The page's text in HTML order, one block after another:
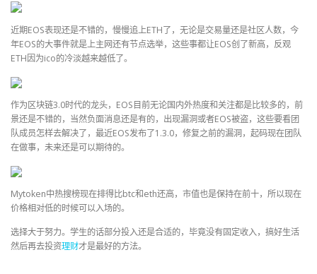
近期EOS表现还是不错的，慢慢追上ETH了，无论是交易量还是社区人数，今
年EOS的大事件就是上主网还有节点选举，这些事都让EOS创了新高，反观
ETH因为ico的冷淡越来越低了。
作为区块链3.0时代的龙头，EOS目前无论国内外热度和关注都是比较多的，前
景还是不错的，当然负面消息还是有的，出现漏洞或者EOS被盗，这些要看团
队成员怎样去解决了，最近EOS发布了1.3.0，修复之前的漏洞，起码现在团队
在做事，未来还是可以期待的。
Mytoken中热搜榜现在排得比btc和eth还高，市值也是保持在前十，所以现在
价格相对低的时候可以入场的。
选择大于努力。学生的话部分投入还是合适的，毕竟没有固定收入，搞好生活
然后再去投资理财才是最好的方法。